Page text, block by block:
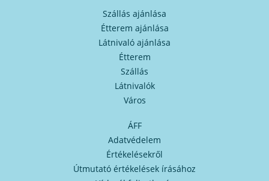
Szállás ajánlása
Étterem ajánlása
Látnivaló ajánlása
Étterem
Szállás
Látnivalók
Város
ÁFF
Adatvédelem
Értékelésekről
Útmutató értékelések írásához